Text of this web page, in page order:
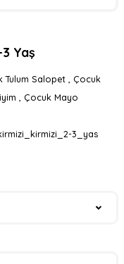
Yaş
Tulum Salopet
Çocuk
Çocuk Mayo
3_yas